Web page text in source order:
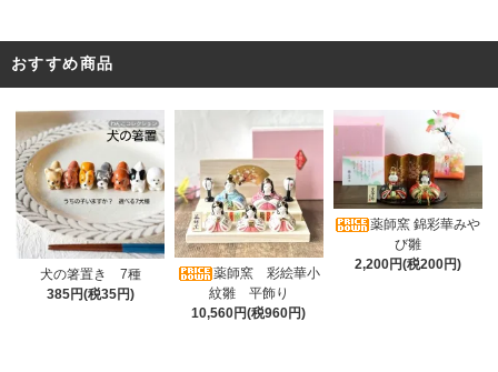
おすすめ商品
犬の箸置き 7種
385円(税35円)
薬師窯 彩絵華小
紋雛 平飾り
10,560円(税960円)
薬師窯 錦彩華みや
び雛
2,200円(税200円)